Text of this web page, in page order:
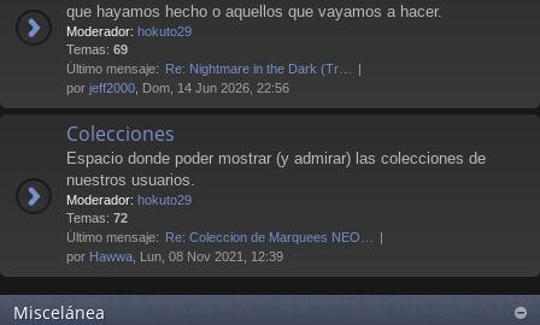
que hayamos hecho o aquellos que vayamos a hacer.
Moderador: hokuto29
Temas: 69
Último mensaje: Re: Nightmare in the Dark (Tr…
por jeff2000 , Dom, 14 Jun 2026, 22:56
Colecciones
Espacio donde poder mostrar (y admirar) las colecciones de
nuestros usuarios.
Moderador: hokuto29
Temas: 72
Último mensaje: Re: Coleccion de Marquees NEO…
por Hawwa , Lun, 08 Nov 2021, 12:39
Miscelánea